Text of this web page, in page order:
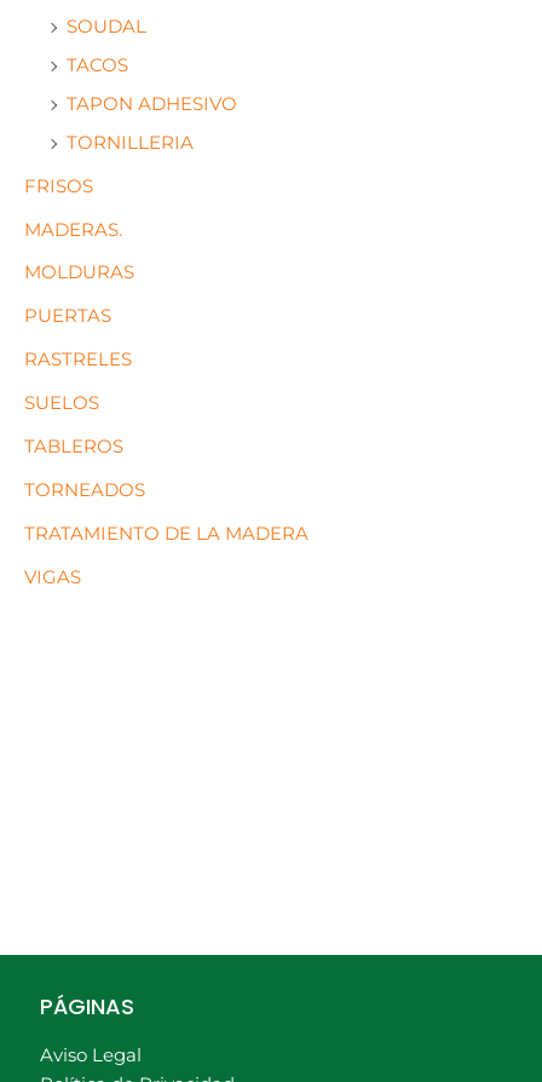
SOUDAL
TACOS
TAPON ADHESIVO
TORNILLERIA
FRISOS
MADERAS.
MOLDURAS
PUERTAS
RASTRELES
SUELOS
TABLEROS
TORNEADOS
TRATAMIENTO DE LA MADERA
VIGAS
PÁGINAS
Aviso Legal